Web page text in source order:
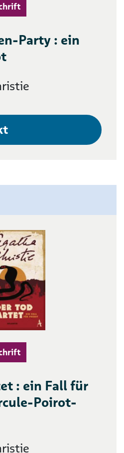
Party : ein
: ein Fall für
Poirot-